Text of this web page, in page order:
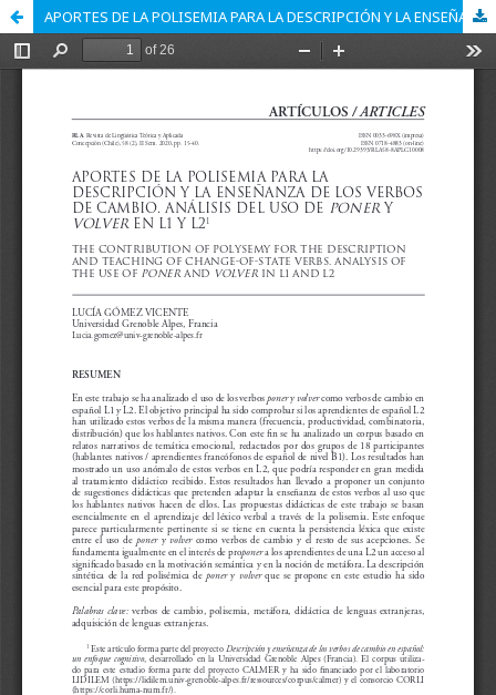
APORTES DE LA POLISEMIA PARA LA DESCRIPCIÓN Y LA ENSEÑANZA DE LOS VERBOS DE CAMBIO. ANÁLISIS DEL USO DE PONER Y VOLVER EN L1 Y L2